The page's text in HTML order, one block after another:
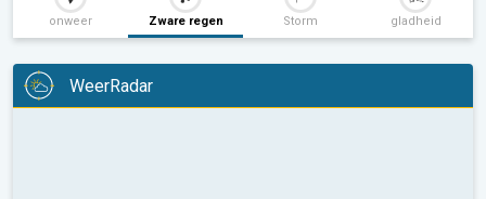
onweer Zware regen Storm gladheid
WeerRadar